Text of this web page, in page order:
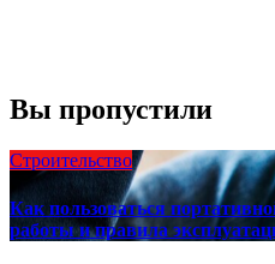
Вы пропустили
Строительство
Как пользоваться
работы и правила